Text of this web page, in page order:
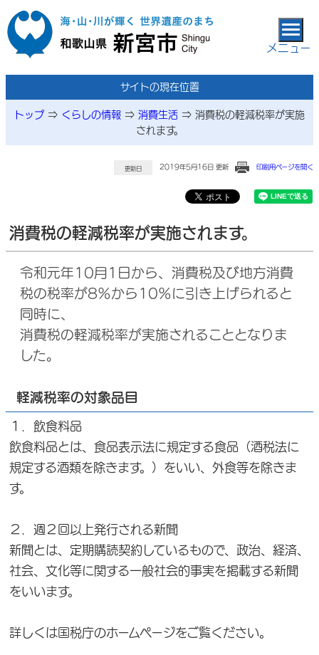
本文へ移動
メニュー
サイトの現在位置
トップ ⇒ くらしの情報 ⇒ 消費生活 ⇒ 消費税の軽減税率が実施
されます。
更新日 2019年5月16日 更新 印刷用ページを開く
消費税の軽減税率が実施されます。
令和元年10月1日から、消費税及び地方消費
税の税率が8％から10％に引き上げられると
同時に、
消費税の軽減税率が実施されることとなりま
した。
軽減税率の対象品目
１．飲食料品
飲食料品とは、食品表示法に規定する食品（酒税法に
規定する酒類を除きます。）をいい、外食等を除きま
す。
２．週２回以上発行される新聞
新聞とは、定期購読契約しているもので、政治、経済、
社会、文化等に関する一般社会的事実を掲載する新聞
をいいます。
詳しくは国税庁のホームページをご覧ください。